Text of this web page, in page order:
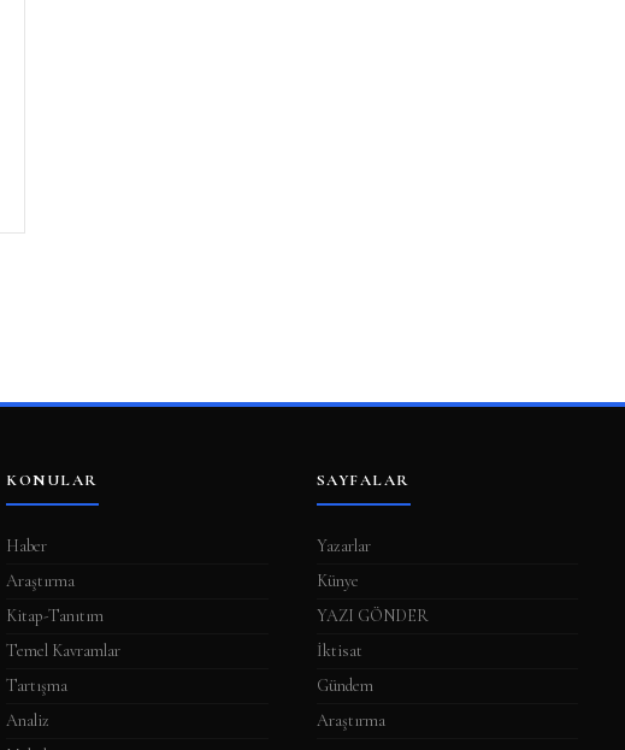
KONULAR
Haber
Araştırma
Kitap-Tanıtım
Temel Kavramlar
Tartışma
Analiz
SAYFALAR
Yazarlar
Künye
YAZI GÖNDER
İktisat
Gündem
Araştırma